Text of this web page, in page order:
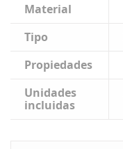
Material
Tipo
Propiedades
Unidades
incluidas